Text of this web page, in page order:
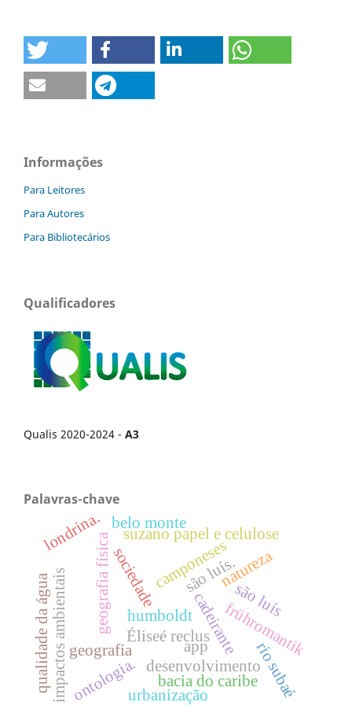
Informações
Para Leitores
Para Autores
Para Bibliotecários
Qualificadores
Qualis 2020-2024 - A3
Palavras-chave
cadeirante
são luís.
Éliseé reclus
natureza
sociedade
geografia
camponeses
suzano papel e celulose
impactos ambientais desenvolvimento
frühromantik
humboldt
geografia física
ontologia.
são luís
qualidade da água rio subaé
app
belo monte
bacia do caribe
londrina.
urbanização